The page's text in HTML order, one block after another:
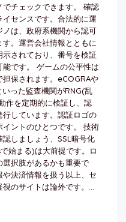
でチェックできます。 確認
イセンスです。合法的に運
ノは、政府系機関から認可
す。運営会社情報とともに
示されており、番号を検証
能です。 ゲームの公平性は
担保されます。eCOGRAや
った監査機関がRNG(乱
作を定期的に検証し、認
行しています。認証ロゴの
イントのひとつです。 技術
認しましょう、SSL暗号化
始まる)は大前提です。ロ
選択肢があるかも重要で
や決済情報を扱う以上、セ
のサイトは論外です。...